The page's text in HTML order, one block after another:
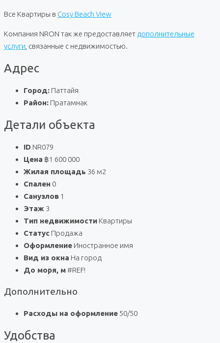
Все Квартиры в Cosy Beach View
Компания NRON так же предоставляет дополнительные
услуги , связанные с недвижимостью.
Адрес
Город: Паттайя
Район: Пратамнак
Детали объекта
ID NR079
Цена ฿1 600 000
Жилая площадь 36 м2
Спален 0
Санузлов 1
Этаж 3
Тип недвижимости Квартиры
Статус Продажа
Оформление Иностранное имя
Вид из окна На город
До моря, м#REF!
Дополнительно
Расходы на оформление 50/50
Удобства